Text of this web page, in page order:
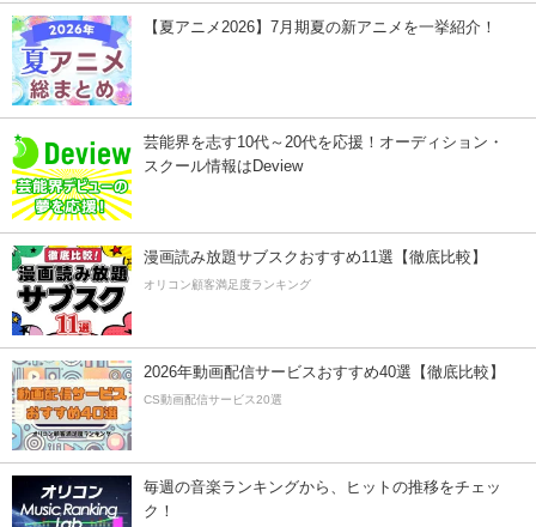
【夏アニメ2026】7月期夏の新アニメを一挙紹介！
芸能界を志す10代～20代を応援！オーディション・
スクール情報はDeview
漫画読み放題サブスクおすすめ11選【徹底比較】
オリコン顧客満足度ランキング
2026年動画配信サービスおすすめ40選【徹底比較】
CS動画配信サービス20選
毎週の音楽ランキングから、ヒットの推移をチェッ
ク！